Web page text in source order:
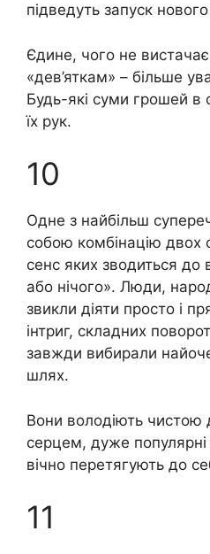
підведуть запуск
Єдине, чого не
«дев’яткам» – більше
Будь-які суми грошей в
їх рук.
10
Одне з найбільш
собою комбінацію двох
сенс яких зводиться
або нічого». Люди,
звикли діяти просто і
інтриг, складних
завжди вибирали
шлях.
Вони володіють
серцем, дуже популярні
вічно перетягують до
11